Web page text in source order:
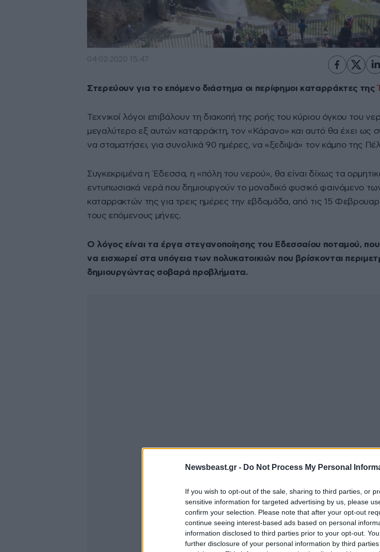
Newsbeast.gr - Do Not Process My Personal
If you wish to opt-out of the sale, sharing to third parties, or
sensitive information for targeted advertising by us, please
confirm your selection. Please note that after your opt-out
continue seeing interest-based ads based on personal
information disclosed to third parties prior to your opt-out.
further disclosure of your personal information by third
04·02·2020 15:47
Στερεύουν για το επόμενο διάστημα οι περίφημοι καταρράκτες της
Τεχνικοί λόγοι επιβάλουν τη διακοπή της ροής του κύριου όγκου του
μεγαλύτερο εξ αυτών καταρράκτη, τον «Κάρανο» και αυτό θα έχει ως
να σταματήσει, για συνολικά 90 ημέρες, να «ξεδιψά» τον κάμπο της
Συγκεκριμένα η Έδεσσα, η «πόλη του νερού», θα είναι δίχως τα
εντυπωσιακά νερά που δημιουργούν το μοναδικό φυσικό φαινόμενο
καταρρακτών της για τρεις ημέρες την εβδομάδα, από τις 15
τους επόμενους μήνες.
Ο λόγος είναι τα έργα στεγανοποίησης του Εδεσσαίου ποταμού, που
να εισχωρεί στα υπόγεια των πολυκατοικιών που βρίσκονται
δημιουργώντας σοβαρά προβλήματα.